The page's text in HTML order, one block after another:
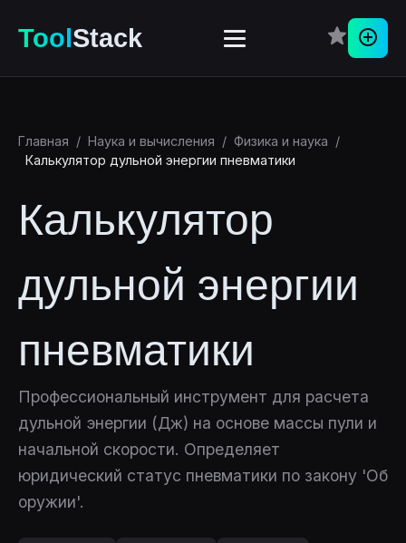
ToolStack
Главная / Наука и вычисления / Физика и наука /
Калькулятор дульной энергии пневматики
Калькулятор
дульной энергии
пневматики
Профессиональный инструмент для расчета
дульной энергии (Дж) на основе массы пули и
начальной скорости. Определяет
юридический статус пневматики по закону 'Об
оружии'.